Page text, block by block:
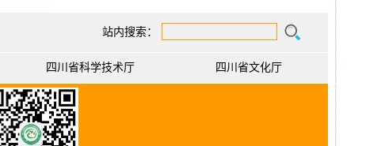
站内搜索：
四川省科学技术厅 四川省文化厅